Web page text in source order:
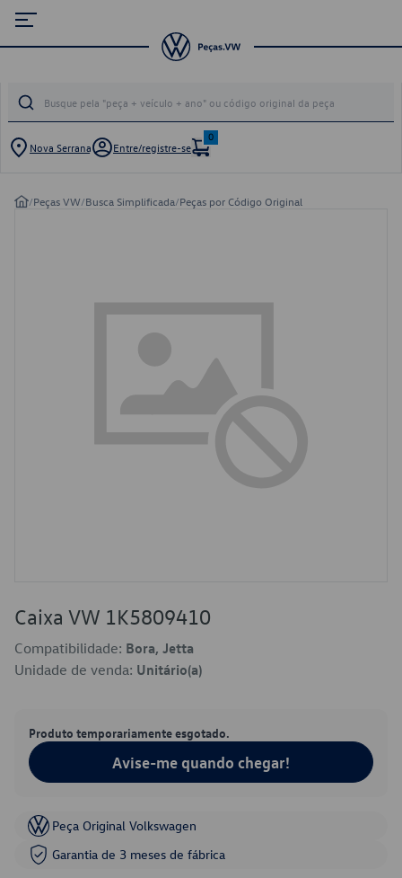
Nova Serrana Entre/registre-se
0
/Peças VW/Busca Simplificada/Peças por Código Original
Caixa VW 1K5809410
Compatibilidade: Bora, Jetta
Unidade de venda: Unitário(a)
Produto temporariamente esgotado.
Avise-me quando chegar!
Peça Original Volkswagen
Garantia de 3 meses de fábrica